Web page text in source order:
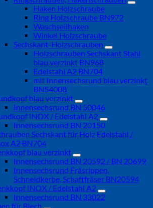
Haken Holzschraube
Ring Holzschraube BN972
Waschseilhaken
Winkel Holzschraube
Sechskant-Holzschrauben
Holzschrauben Sechskant Stahl
blau verzinkt BN968
Edelstahl A2 BN704
mit Innensechsrund blau verzinkt
BN54008
blau verzinkt
Innensechsrund BN 50046
INOX / Edelstahl A2
Innensechsrund BN 20150
Sechskant für Holz Edelstahl /
A2 BN704
blau verzinkt
Innensechsrund BN 20592 / BN 20699
Innensechsrund Fräsrippen,
Schneidkerbe, Schaftfräser BN20594
INOX / Edelstahl A2
Innensechsrund BN 33022
für Blech